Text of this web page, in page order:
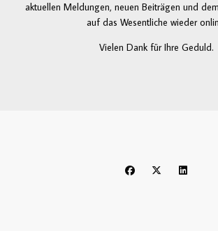
aktuellen Meldungen, neuen Beiträgen und
auf das Wesentliche wieder
Vielen Dank für Ihre Geduld.